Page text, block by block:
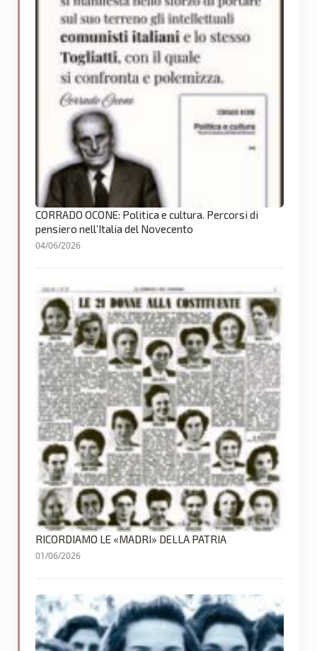
CORRADO OCONE: Politica e cultura. Percorsi di
pensiero nell’Italia del Novecento
04/06/2026
RICORDIAMO LE «MADRI» DELLA PATRIA
01/06/2026